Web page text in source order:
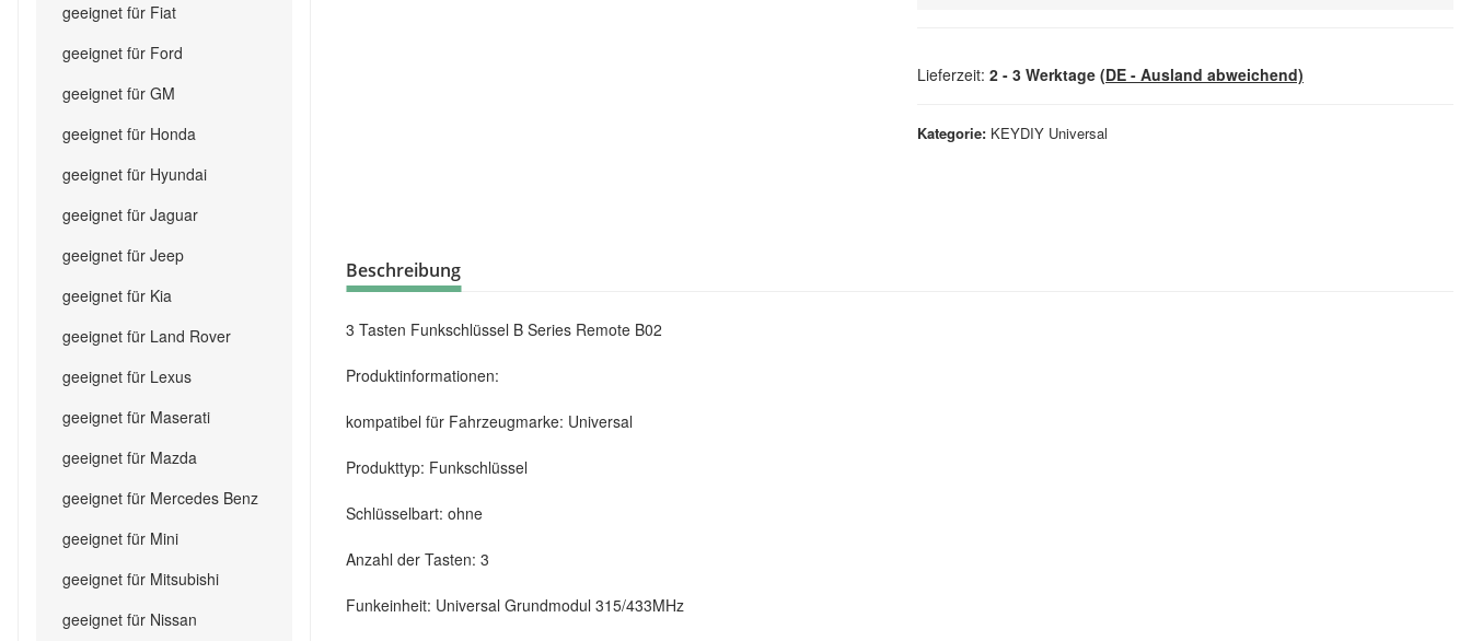
Kategorie KEYDIY Universal
Lieferzeit: 2 - 3 Werktage (DE - Ausland abweichend)
Beschreibung
3 Tasten Funkschlüssel B Series Remote B02
Produktinformationen:
kompatibel für Fahrzeugmarke: Universal
Produkttyp: Funkschlüssel
Schlüsselbart: ohne
Anzahl der Tasten: 3
Funkeinheit: Universal Grundmodul 315/433MHz
geeignet für Fiat
geeignet für Ford
geeignet für GM
geeignet für Honda
geeignet für Hyundai
geeignet für Jaguar
geeignet für Jeep
geeignet für Kia
geeignet für Land Rover
geeignet für Lexus
geeignet für Maserati
geeignet für Mazda
geeignet für Mercedes Benz
geeignet für Mini
geeignet für Mitsubishi
geeignet für Nissan